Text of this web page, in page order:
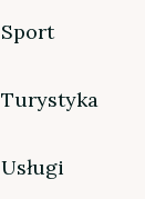
Sport
Turystyka
Usługi